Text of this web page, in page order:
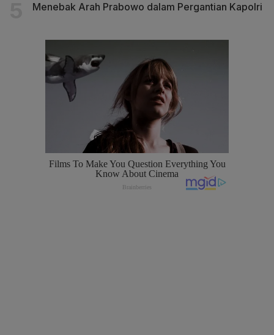
Menebak Arah Prabowo dalam Pergantian Kapolri